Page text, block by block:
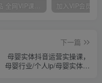
官方正品 全网VIP课程 无损下载~
下一篇
母婴实体抖音运营实操课，
母婴行业/个人ip/母婴实体同